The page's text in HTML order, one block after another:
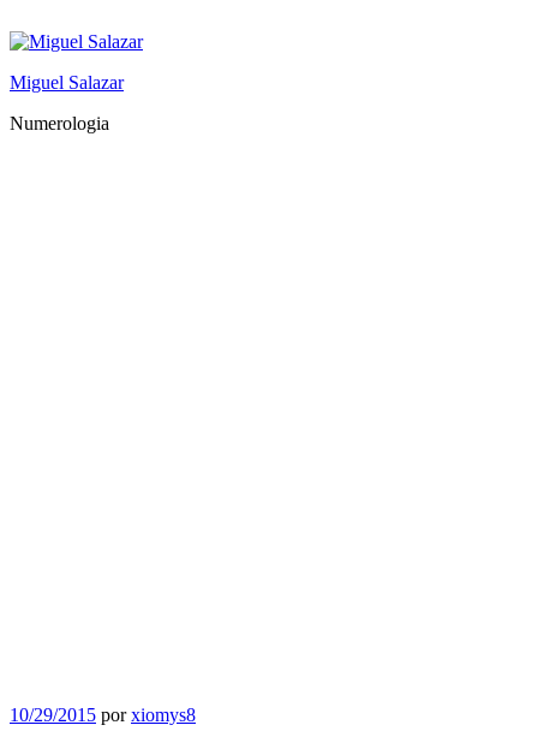
al
Miguel Salazar
Numerologia
Publicado
10/29/2015 porxiomys8